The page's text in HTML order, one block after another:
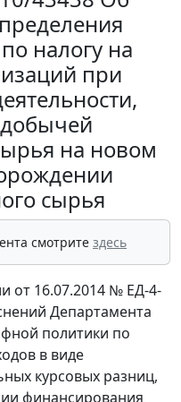
налогу на
при
на новом
сырья
смотрите здесь
от 16.07.2014 № ЕД-4-
Департамента
политики по
в виде
курсовых разниц,
финансирования